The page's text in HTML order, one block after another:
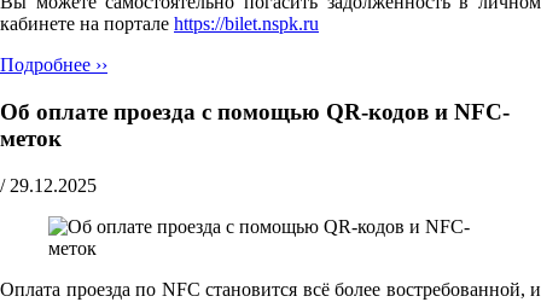
кабинете на портале https://bilet.nspk.ru
Подробнее ››
Об оплате проезда с помощью QR-кодов и NFC-
меток
/ 29.12.2025
Оплата проезда по NFC становится всё более востребованной, и